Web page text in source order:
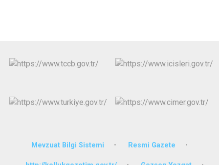
Mevzuat Bilgi Sistemi Resmi Gazete